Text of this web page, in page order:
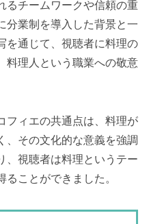
るチームワークや信頼の重
分業制を導入した背景と一
を通じて、視聴者に料理の
料理人という職業への敬意
フィエの共通点は、料理が
、その文化的な意義を強調
、視聴者は料理というテー
ことができました。